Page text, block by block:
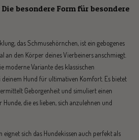
besondere Form für besondere
das Schmusehörnchen, ist ein gebogenes
an den Körper deines Vierbeiners anschmiegt.
moderne Variante des klassischen
deinem Hund für ultimativen Komfort. Es bietet
Geborgenheit und simuliert einen
die es lieben, sich anzulehnen und
eignet sich das Hundekissen auch perfekt als